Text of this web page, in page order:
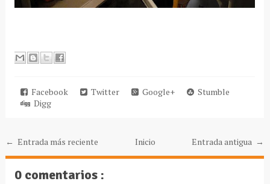
Facebook Twitter Google+
Stumble
Digg
← Entrada más reciente Entrada antigua →
Inicio
0 comentarios :